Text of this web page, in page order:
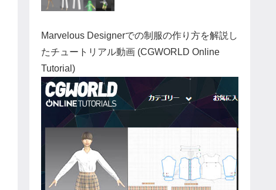
Marvelous Designerでの制服の作り方を解説し
たチュートリアル動画 (CGWORLD Online
Tutorial)